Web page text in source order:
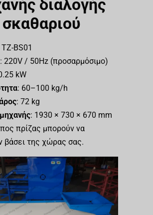
διαλογής
TZ-BS01
: 220V / 50Hz (προσαρμόσιμο)
kW
: 60–100 kg/h
: 72 kg
: 1930 × 730 × 670 mm
πρίζας μπορούν να
βάσει της χώρας σας.